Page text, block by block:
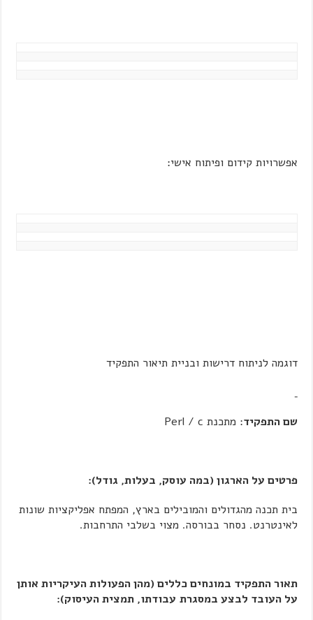
אפשרויות קידום ופיתוח אישי:
דוגמה לניתוח דרישות ובניית תיאור התפקיד
שם התפקיד: מתכנת Perl / c
פרטים על הארגון (במה עוסק, בעלות, גודל):
בית תכנה מהגדולים והמובילים בארץ, המפתח אפליקציות שונות
לאינטרנט. נסחר בבורסה. מצוי בשלבי התרחבות.
תאור התפקיד במונחים כללים (מהן הפעולות העיקריות אותן
על העובד לבצע במסגרת עבודתו, תמצית העיסוק):